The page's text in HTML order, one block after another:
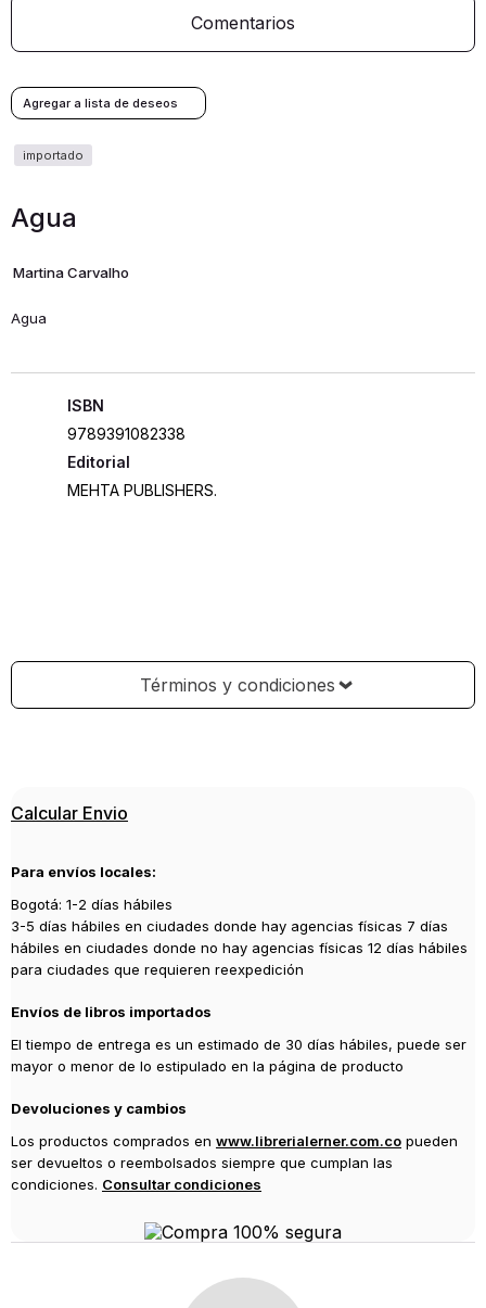
Comentarios
Agua
Martina Carvalho
Agua
ISBN
9789391082338
Editorial
MEHTA PUBLISHERS.
Términos y condiciones
Calcular Envio
Para envíos locales:
Bogotá: 1-2 días hábiles
3-5 días hábiles en ciudades donde hay agencias físicas 7 días
hábiles en ciudades donde no hay agencias físicas 12 días hábiles
para ciudades que requieren reexpedición
Envíos de libros importados
El tiempo de entrega es un estimado de 30 días hábiles, puede ser
mayor o menor de lo estipulado en la página de producto
Devoluciones y cambios
Los productos comprados en www.librerialerner.com.co pueden
ser devueltos o reembolsados siempre que cumplan las
condiciones. Consultar condiciones